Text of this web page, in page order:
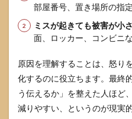
部屋番号、置き場所の指定
ミスが起きても被害が小
面、ロッカー、コンビニな
原因を理解することは、怒り
化するのに役立ちます。最終
う伝えるか」を整えた人ほど
減りやすい、というのが現実